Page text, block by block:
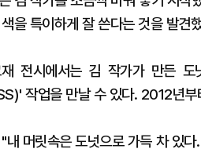
을 특이하게 잘 쓴다는 것을 발견
전시에서는 김 작가가 만든
작업을 만날 수 있다. 2012년부
내 머릿속은 도넛으로 가득 차 있